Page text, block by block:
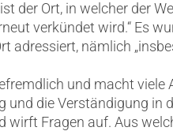
der Ort, in welcher der
verkündet wird.“ Es
adressiert, nämlich
und macht viele
und die Verständigung in
wirft Fragen auf. Aus